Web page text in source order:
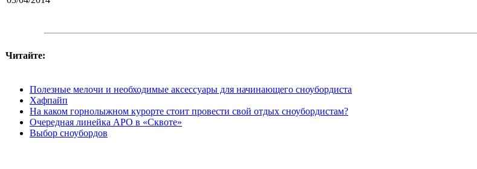
Читайте:
Полезные мелочи и необходимые аксессуары для начинающего сноубордиста
Хафпайп
На каком горнолыжном курорте стоит провести свой отдых сноубордистам?
Очередная линейка APO в «Сквоте»
Выбор сноубордов